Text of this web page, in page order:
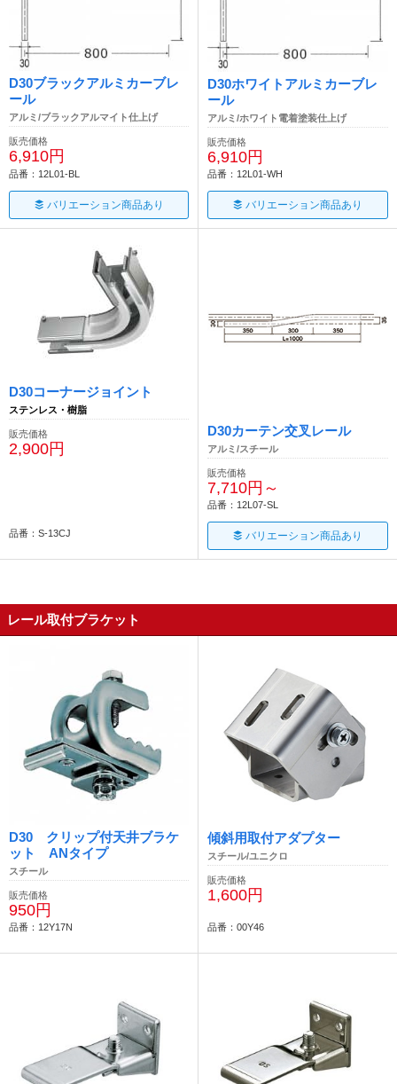
D30ブラックアルミカーブレ
ール
アルミ/ブラックアルマイト仕上げ
販売価格
6,910円
品番：12L01-BL
バリエーション商品あり
D30ホワイトアルミカーブレ
ール
アルミ/ホワイト電着塗装仕上げ
販売価格
6,910円
品番：12L01-WH
バリエーション商品あり
D30コーナージョイント
ステンレス・樹脂
販売価格
2,900円
品番：S-13CJ
D30カーテン交叉レール
アルミ/スチール
販売価格
7,710円～
品番：12L07-SL
バリエーション商品あり
レール取付ブラケット
D30 クリップ付天井ブラケ
ット ANタイプ
スチール
販売価格
950円
品番：12Y17N
傾斜用取付アダプター
スチール/ユニクロ
販売価格
1,600円
品番：00Y46